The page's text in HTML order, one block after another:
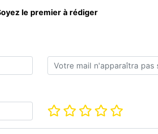
le premier à rédiger
E-mail*
Note*